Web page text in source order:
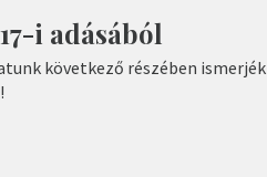
i adásából
következő részében ismerjék